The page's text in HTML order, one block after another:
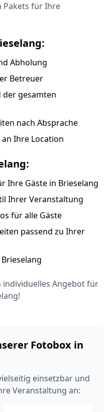
Pakets für Ihre
Abholung
Betreuer
der gesamten
nach Absprache
Ihre Location
Ihre Gäste in Brieselang
Ihrer Veranstaltung
für alle Gäste
passend zu Ihrer
individuelles Angebot für
Fotobox in
einsetzbar und
Veranstaltung an: